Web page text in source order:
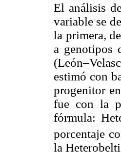
El análisis
variable se
la primera,
a genotipos
estimó con
progenitor
fue con la
fórmula:
porcentaje
la